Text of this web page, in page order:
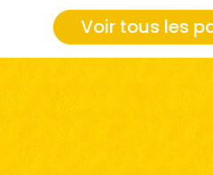
Voir tous les